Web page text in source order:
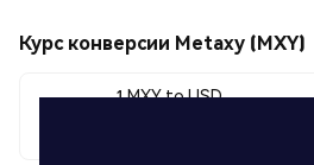
Курс конверсии Metaxy (MXY)
1 MXY to USD